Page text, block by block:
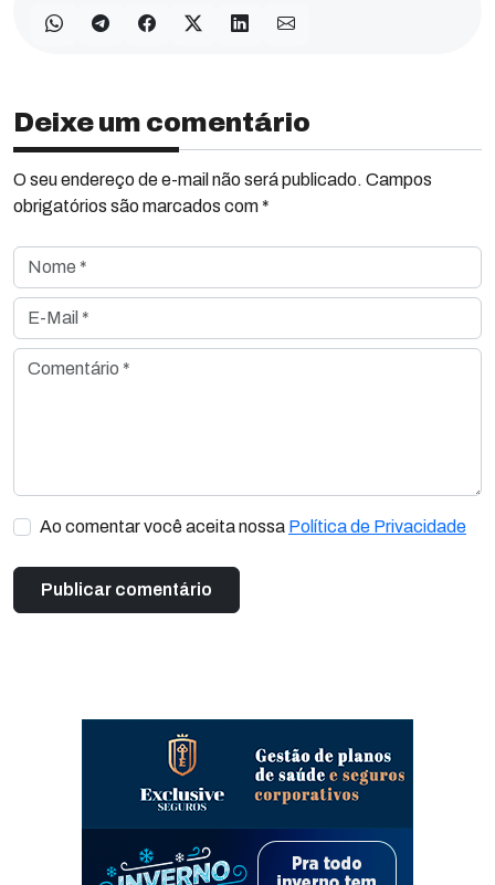
Deixe um comentário
O seu endereço de e-mail não será publicado. Campos
obrigatórios são marcados com *
Nome *
E-Mail *
Comentário *
Ao comentar você aceita nossa Política de Privacidade